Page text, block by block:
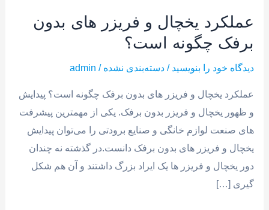
عملکرد یخچال و فریزر های بدون
برفک چگونه است؟
دیدگاه‌ خود را بنویسید /دسته‌بندی نشده /
admin
عملکرد یخچال و فریزر های بدون برفک چگونه است؟ پیدایش
و ظهور یخچال و فریزر بدون برفک. یکی از مهمترین پیشرفت
های صنعت لوازم خانگی و صنایع برودتی را می‌توان پیدایش
یخچال و فریزر های بدون برفک دانست.در گذشته نه چندان
دور یخچال و فریزر ها یک ایراد بزرگ داشتند و آن هم شکل
گیری […]
و
فریزر
بدون
برفک
چگونه
است؟